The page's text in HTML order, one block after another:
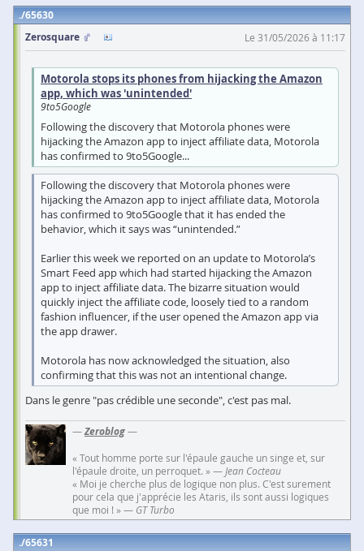
65630
Zerosquare
Le 31/05/2026 à 11:17
Motorola stops its phones from hijacking the Amazon
app, which was 'unintended'
9to5Google
Following the discovery that Motorola phones were
hijacking the Amazon app to inject affiliate data, Motorola
has confirmed to 9to5Google...
Following the discovery that Motorola phones were
hijacking the Amazon app to inject affiliate data, Motorola
has confirmed to 9to5Google that it has ended the
behavior, which it says was “unintended.”
Earlier this week we reported on an update to Motorola’s
Smart Feed app which had started hijacking the Amazon
app to inject affiliate data. The bizarre situation would
quickly inject the affiliate code, loosely tied to a random
fashion influencer, if the user opened the Amazon app via
the app drawer.
Motorola has now acknowledged the situation, also
confirming that this was not an intentional change.
Dans le genre "pas crédible une seconde", c'est pas mal.
—Zeroblog—
« Tout homme porte sur l'épaule gauche un singe et, sur
l'épaule droite, un perroquet. » — Jean Cocteau
« Moi je cherche plus de logique non plus. C'est surement
pour cela que j'apprécie les Ataris, ils sont aussi logiques
que moi ! » — GT Turbo
65631